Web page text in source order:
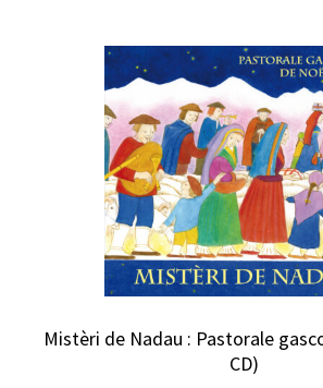
Mistèri de Nadau : Pastorale
CD)